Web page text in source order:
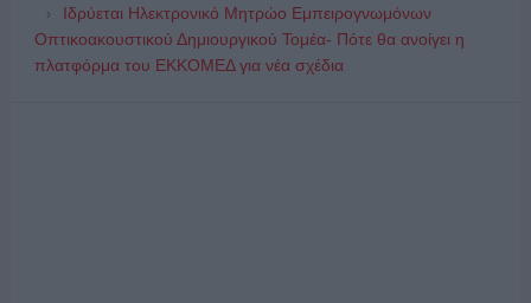
Ιδρύεται Ηλεκτρονικό Μητρώο Εμπειρογνωμόνων
Οπτικοακουστικού Δημιουργικού Τομέα- Πότε θα ανοίγει η
πλατφόρμα του ΕΚΚΟΜΕΔ για νέα σχέδια